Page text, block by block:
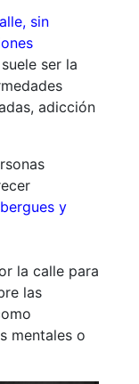
sin
ser la
adicción
y
la calle para
las
mentales o